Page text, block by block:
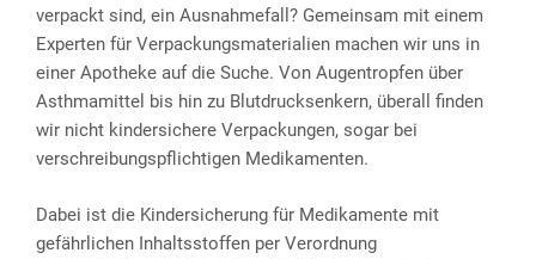
verpackt sind, ein Ausnahmefall? Gemeinsam mit einem
Experten für Verpackungsmaterialien machen wir uns in
einer Apotheke auf die Suche. Von Augentropfen über
Asthmamittel bis hin zu Blutdrucksenkern, überall finden
wir nicht kindersichere Verpackungen, sogar bei
verschreibungspflichtigen Medikamenten.
Dabei ist die Kindersicherung für Medikamente mit
gefährlichen Inhaltsstoffen per Verordnung